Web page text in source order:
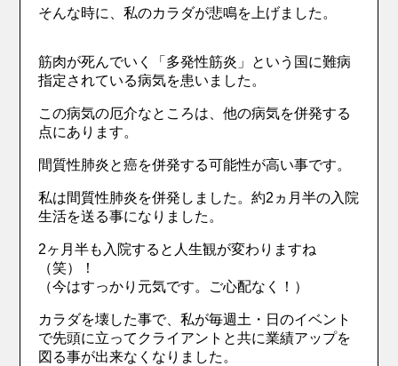
そんな時に、私のカラダが悲鳴を上げました。
筋肉が死んでいく「多発性筋炎」という国に難病
指定されている病気を患いました。
この病気の厄介なところは、他の病気を併発する
点にあります。
間質性肺炎と癌を併発する可能性が高い事です。
私は間質性肺炎を併発しました。約2ヵ月半の入院
生活を送る事になりました。
2ヶ月半も入院すると人生観が変わりますね
（笑）！
（今はすっかり元気です。ご心配なく！）
カラダを壊した事で、私が毎週土・日のイベント
で先頭に立ってクライアントと共に業績アップを
図る事が出来なくなりました。